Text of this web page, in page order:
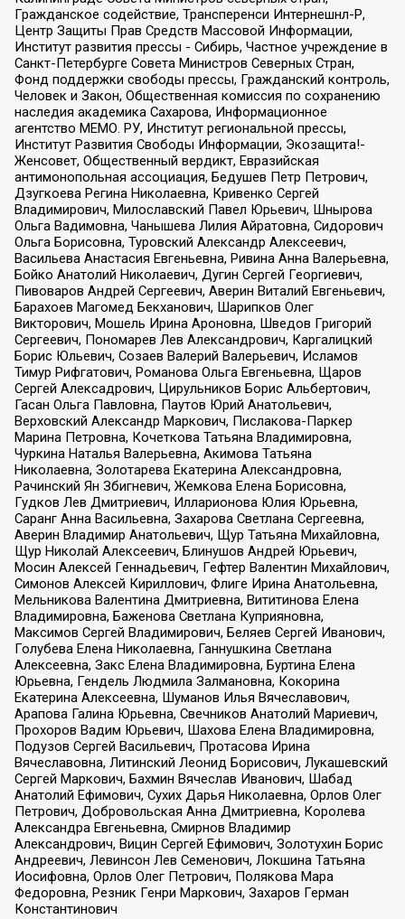
Гражданское содействие, Трансперенси Интернешнл-Р,
Центр Защиты Прав Средств Массовой Информации,
Институт развития прессы - Сибирь, Частное учреждение в
Санкт-Петербурге Совета Министров Северных Стран,
Фонд поддержки свободы прессы, Гражданский контроль,
Человек и Закон, Общественная комиссия по сохранению
наследия академика Сахарова, Информационное
агентство МЕМО. РУ, Институт региональной прессы,
Институт Развития Свободы Информации, Экозащита!-
Женсовет, Общественный вердикт, Евразийская
антимонопольная ассоциация, Бедушев Петр Петрович,
Дзугкоева Регина Николаевна, Кривенко Сергей
Владимирович, Милославский Павел Юрьевич, Шнырова
Ольга Вадимовна, Чанышева Лилия Айратовна, Сидорович
Ольга Борисовна, Туровский Александр Алексеевич,
Васильева Анастасия Евгеньевна, Ривина Анна Валерьевна,
Бойко Анатолий Николаевич, Дугин Сергей Георгиевич,
Пивоваров Андрей Сергеевич, Аверин Виталий Евгеньевич,
Барахоев Магомед Бекханович, Шарипков Олег
Викторович, Мошель Ирина Ароновна, Шведов Григорий
Сергеевич, Пономарев Лев Александрович, Каргалицкий
Борис Юльевич, Созаев Валерий Валерьевич, Исламов
Тимур Рифгатович, Романова Ольга Евгеньевна, Щаров
Сергей Алексадрович, Цирульников Борис Альбертович,
Гасан Ольга Павловна, Паутов Юрий Анатольевич,
Верховский Александр Маркович, Пислакова-Паркер
Марина Петровна, Кочеткова Татьяна Владимировна,
Чуркина Наталья Валерьевна, Акимова Татьяна
Николаевна, Золотарева Екатерина Александровна,
Рачинский Ян Збигневич, Жемкова Елена Борисовна,
Гудков Лев Дмитриевич, Илларионова Юлия Юрьевна,
Саранг Анна Васильевна, Захарова Светлана Сергеевна,
Аверин Владимир Анатольевич, Щур Татьяна Михайловна,
Щур Николай Алексеевич, Блинушов Андрей Юрьевич,
Мосин Алексей Геннадьевич, Гефтер Валентин Михайлович,
Симонов Алексей Кириллович, Флиге Ирина Анатольевна,
Мельникова Валентина Дмитриевна, Вититинова Елена
Владимировна, Баженова Светлана Куприяновна,
Максимов Сергей Владимирович, Беляев Сергей Иванович,
Голубева Елена Николаевна, Ганнушкина Светлана
Алексеевна, Закс Елена Владимировна, Буртина Елена
Юрьевна, Гендель Людмила Залмановна, Кокорина
Екатерина Алексеевна, Шуманов Илья Вячеславович,
Арапова Галина Юрьевна, Свечников Анатолий Мариевич,
Прохоров Вадим Юрьевич, Шахова Елена Владимировна,
Подузов Сергей Васильевич, Протасова Ирина
Вячеславовна, Литинский Леонид Борисович, Лукашевский
Сергей Маркович, Бахмин Вячеслав Иванович, Шабад
Анатолий Ефимович, Сухих Дарья Николаевна, Орлов Олег
Петрович, Добровольская Анна Дмитриевна, Королева
Александра Евгеньевна, Смирнов Владимир
Александрович, Вицин Сергей Ефимович, Золотухин Борис
Андреевич, Левинсон Лев Семенович, Локшина Татьяна
Иосифовна, Орлов Олег Петрович, Полякова Мара
Федоровна, Резник Генри Маркович, Захаров Герман
Константинович